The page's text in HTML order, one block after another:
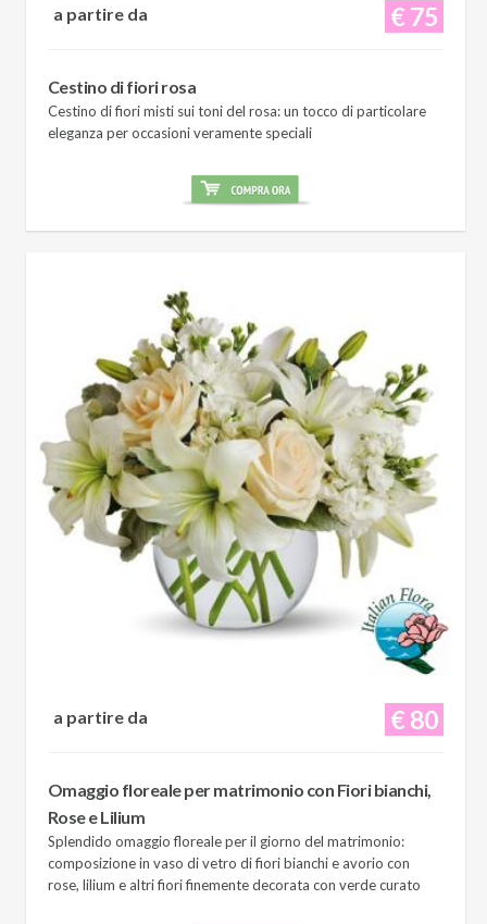
€ 75
a partire da
Cestino di fiori rosa
Cestino di fiori misti sui toni del rosa: un tocco di particolare
eleganza per occasioni veramente speciali
€ 80
a partire da
Omaggio floreale per matrimonio con Fiori bianchi,
Rose e Lilium
Splendido omaggio floreale per il giorno del matrimonio:
composizione in vaso di vetro di fiori bianchi e avorio con
rose, lilium e altri fiori finemente decorata con verde curato